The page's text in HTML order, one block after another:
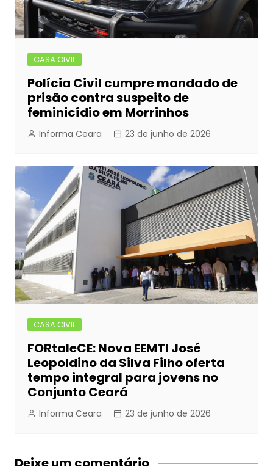
CASA CIVIL
Polícia Civil cumpre mandado de
prisão contra suspeito de
feminicídio em Morrinhos
Informa Ceara 23 de junho de 2026
CASA CIVIL
FORtaleCE: Nova EEMTI José
Leopoldino da Silva Filho oferta
tempo integral para jovens no
Conjunto Ceará
Informa Ceara 23 de junho de 2026